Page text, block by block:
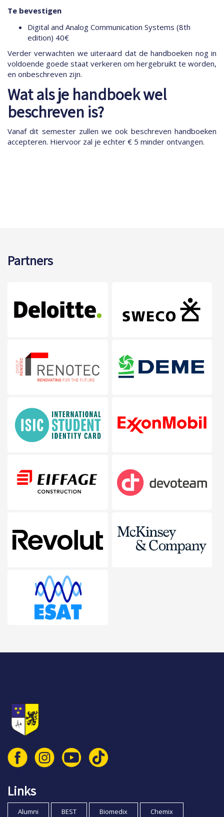
Te bevestigen
Digital and Analog Communication Systems (8th
edition) 40€
Verder verwachten we uiteraard dat de handboeken nog in
voldoende goede staat verkeren om hergebruikt te worden,
en onbeschreven zijn.
Wat als je handboek wel
beschreven is?
Vanaf dit semester zullen we ook beschreven handboeken
accepteren. Hiervoor zal je echter € 5 minder ontvangen.
Partners
Links
Alumni BEST Biomedix Chemix